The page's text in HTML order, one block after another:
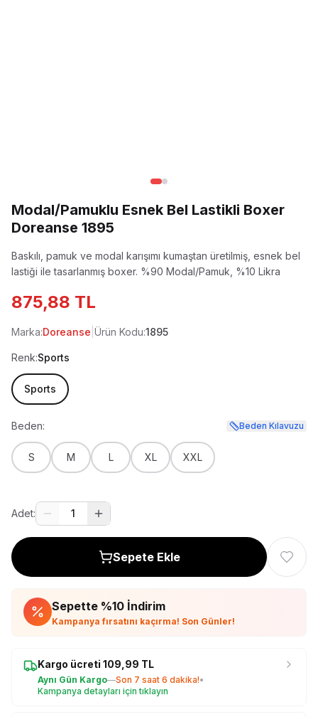
Modal/Pamuklu Esnek Bel Lastikli Boxer
Doreanse 1895
Baskılı, pamuk ve modal karışımı kumaştan üretilmiş, esnek bel
lastiği ile tasarlanmış boxer. %90 Modal/Pamuk, %10 Likra
875,88 TL
Marka:Doreanse Ürün Kodu:1895
Renk:Sports
Sports
Beden: Beden Kılavuzu
S M L XL XXL
Adet: 1
Sepete Ekle
Sepette %10 İndirim
Kampanya fırsatını kaçırma! Son Günler!
Kargo ücreti 109,99 TL
Aynı Gün Kargo—Son 7 saat 6 dakika!•
Kampanya detayları için tıklayın